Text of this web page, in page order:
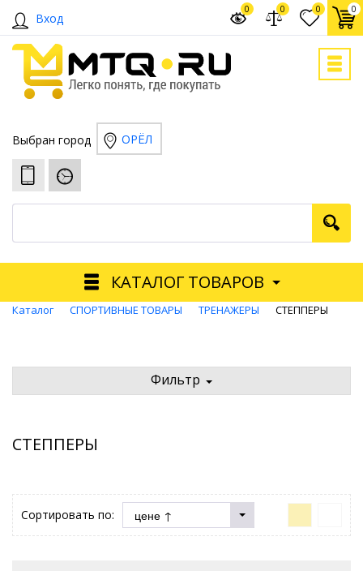
Вход
0 0
0 0
Выбран город ОРЁЛ
КАТАЛОГ ТОВАРОВ
Каталог СПОРТИВНЫЕ ТОВАРЫ ТРЕНАЖЕРЫ СТЕППЕРЫ
Фильтр
СТЕППЕРЫ
Сортировать по: